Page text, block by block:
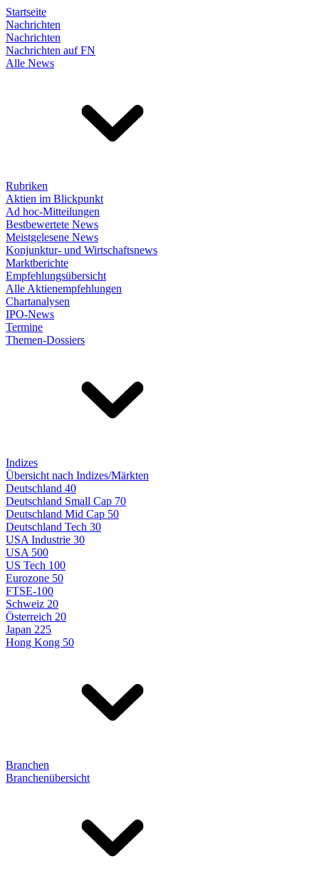
Startseite
Nachrichten
Nachrichten
Nachrichten auf FN
Alle News
Rubriken
Aktien im Blickpunkt
Ad hoc-Mitteilungen
Bestbewertete News
Meistgelesene News
Konjunktur- und Wirtschaftsnews
Marktberichte
Empfehlungsübersicht
Alle Aktienempfehlungen
Chartanalysen
IPO-News
Termine
Themen-Dossiers
Indizes
Übersicht nach Indizes/Märkten
Deutschland 40
Deutschland Small Cap 70
Deutschland Mid Cap 50
Deutschland Tech 30
USA Industrie 30
USA 500
US Tech 100
Eurozone 50
FTSE-100
Schweiz 20
Österreich 20
Japan 225
Hong Kong 50
Branchen
Branchenübersicht